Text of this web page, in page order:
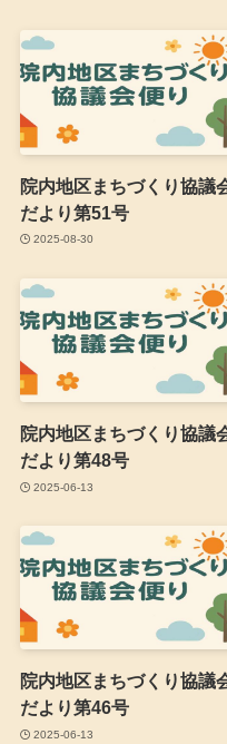
院内地区まちづくり協議
だより第51号
2025-08-30
院内地区まちづくり協議
だより第48号
2025-06-13
院内地区まちづくり協議
だより第46号
2025-06-13